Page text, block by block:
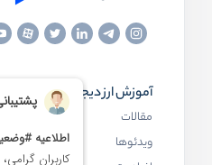
آموزش ارز دیجیتال
مقالات
ویدئوها